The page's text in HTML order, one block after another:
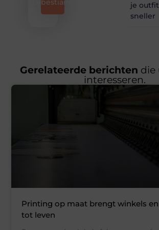
Lebestiaire
je
sneller
Gerelateerde berichten die
interesseren.
Printing op maat brengt winkels
tot leven